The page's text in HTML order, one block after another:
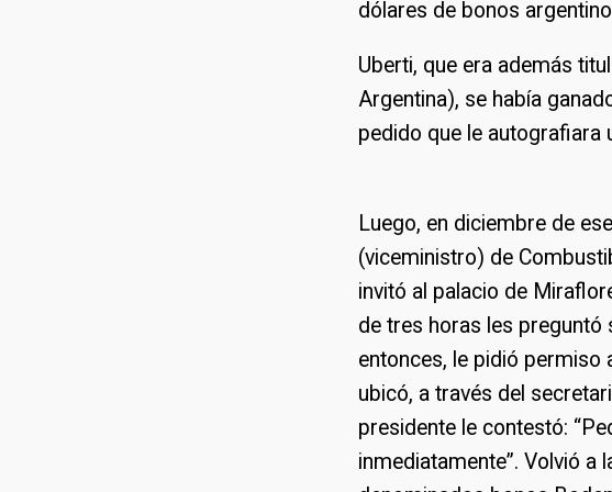
dólares de bonos
Uberti, que era además
Argentina), se había
pedido que le autografiara
Luego, en diciembre de
(viceministro) de
invitó al palacio de
de tres horas les preguntó
entonces, le pidió permiso
ubicó, a través del
presidente le contestó:
inmediatamente”. Volvió a